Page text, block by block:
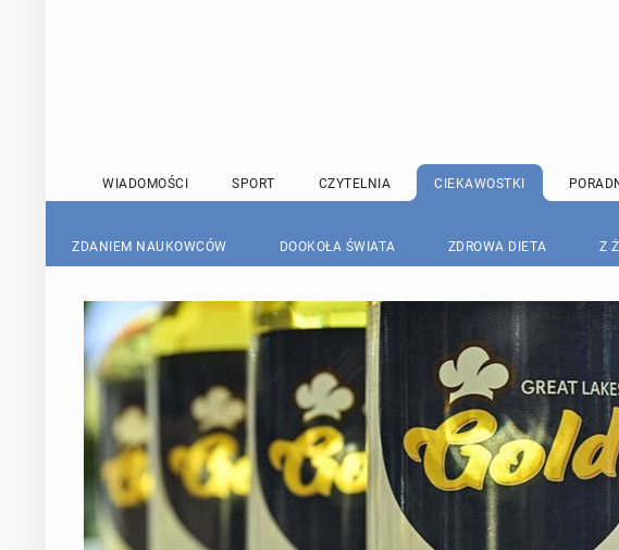
WIADOMOŚCI SPORT CZYTELNIA CIEKAWOSTKI
ZDANIEM NAUKOWCÓW DOOKOŁA ŚWIATA ZDROWA DIETA Z